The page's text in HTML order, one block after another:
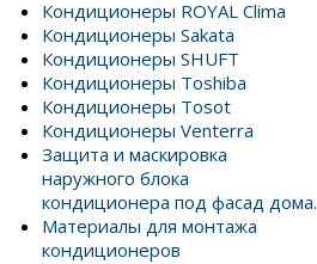
Кондиционеры ROYAL Clima
Кондиционеры Sakata
Кондиционеры SHUFT
Кондиционеры Toshiba
Кондиционеры Tosot
Кондиционеры Venterra
Защита и маскировка
наружного блока
кондиционера под фасад дома.
Материалы для монтажа
кондиционеров